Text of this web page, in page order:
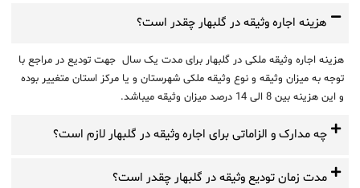
هزینه اجاره وثیقه در گلبهار چقدر است؟
هزینه اجاره وثیقه ملکی در گلبهار برای مدت یک سال جهت تودیع در مراجع با
توجه به میزان وثیقه و نوع وثیقه ملکی شهرستان و یا مرکز استان متغییر بوده
و این هزینه بین 8 الی 14 درصد میزان وثیقه میباشد.
چه مدارک و الزاماتی برای اجاره وثیقه در گلبهار لازم است؟
مدت زمان تودیع وثیقه در گلبهار چقدر است؟